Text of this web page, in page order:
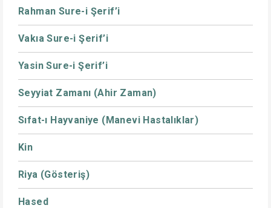
Rahman Sure-i Şerif’i
Vakıa Sure-i Şerif’i
Yasin Sure-i Şerif’i
Seyyiat Zamanı (Ahir Zaman)
Sıfat-ı Hayvaniye (Manevi Hastalıklar)
Kin
Riya (Gösteriş)
Hased